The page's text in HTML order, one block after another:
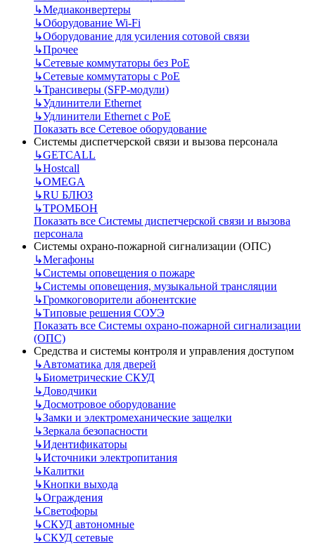
↳Медиаконвертеры
↳Оборудование Wi-Fi
↳Оборудование для усиления сотовой связи
↳Прочее
↳Сетевые коммутаторы без РоЕ
↳Сетевые коммутаторы с РоЕ
↳Трансиверы (SFP-модули)
↳Удлинители Ethernet
↳Удлинители Ethernet с PoE
Показать все Сетевое оборудование
Системы диспетчерской связи и вызова персонала
↳GETCALL
↳Hostcall
↳OMEGA
↳RU БЛЮЗ
↳ТРОМБОН
Показать все Системы диспетчерской связи и вызова
персонала
Системы охрано-пожарной сигнализации (ОПС)
↳Мегафоны
↳Системы оповещения о пожаре
↳Системы оповещения, музыкальной трансляции
↳Громкоговорители абонентские
↳Типовые решения СОУЭ
Показать все Системы охрано-пожарной сигнализации
(ОПС)
Средства и системы контроля и управления доступом
↳Автоматика для дверей
↳Биометрические СКУД
↳Доводчики
↳Досмотровое оборудование
↳Замки и электромеханические защелки
↳Зеркала безопасности
↳Идентификаторы
↳Источники электропитания
↳Калитки
↳Кнопки выхода
↳Ограждения
↳Светофоры
↳СКУД автономные
↳СКУД сетевые